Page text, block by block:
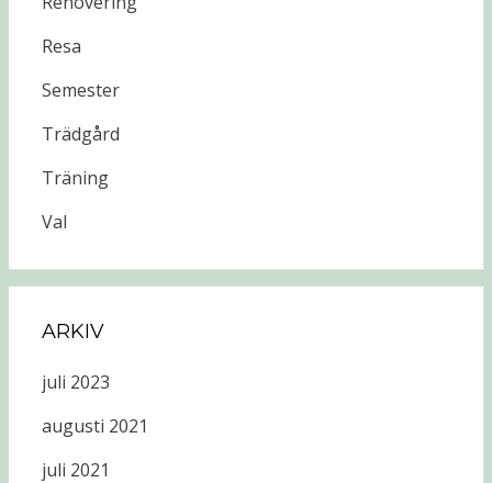
Resa
Semester
Trädgård
Träning
Val
ARKIV
juli 2023
augusti 2021
juli 2021